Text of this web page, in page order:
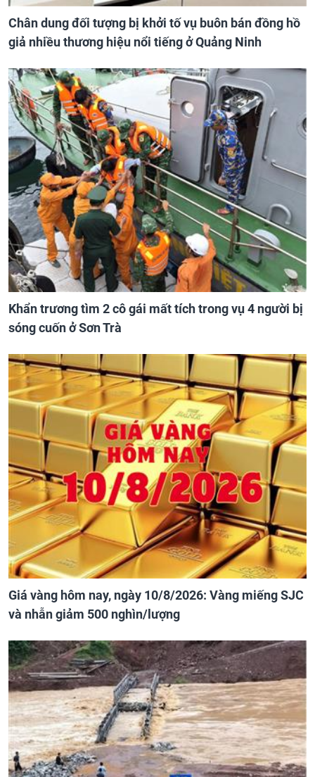
Chân dung đối tượng bị khởi tố vụ buôn bán đồng hồ
giả nhiều thương hiệu nổi tiếng ở Quảng Ninh
Khẩn trương tìm 2 cô gái mất tích trong vụ 4 người bị
sóng cuốn ở Sơn Trà
Giá vàng hôm nay, ngày 10/8/2026: Vàng miếng SJC
và nhẫn giảm 500 nghìn/lượng